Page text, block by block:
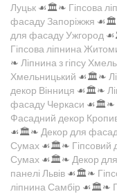
Луцьк ☙🏛️❧ Гіпсова
фасаду Запоріжжя
для фасаду Ужгород
Гіпсова ліпнина
❧ Ліпнина з гіпсу
Хмельницький ☙🏛️❧
декор Вінниця ☙🏛️❧
фасаду Черкаси ☙🏛️❧
Фасадний декор
☙🏛️❧ Декор для
Сумах ☙🏛️❧ Гіпсовий
Сумах ☙🏛️❧ Декор
панелі Львів ☙🏛️❧
ліпнина Самбір ☙🏛️❧